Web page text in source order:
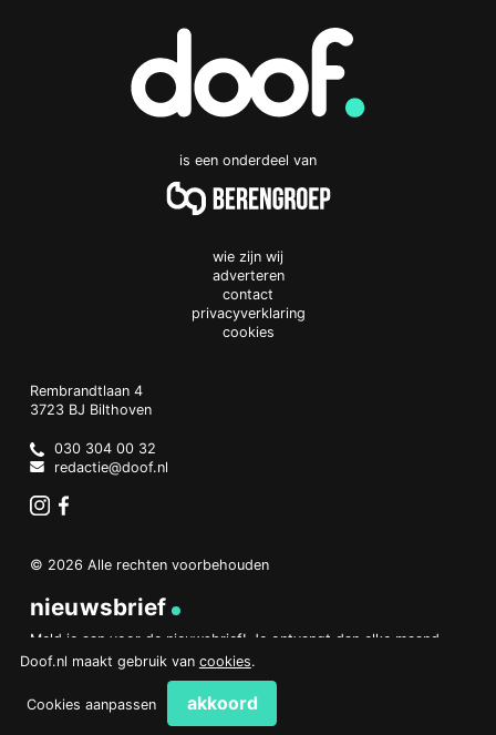
is een onderdeel van
wie zijn wij
adverteren
contact
privacyverklaring
cookies
Doof.nl
work
Rembrandtlaan 4
3723 BJ Bilthoven
Netherlands
030 304 00 32
redactie@doof.nl
© 2026 Alle rechten voorbehouden
nieuwsbrief
Meld je aan voor de nieuwsbrief! Je ontvangt dan elke maand
een overzicht van het belangrijkste nieuws.
aanmelden
Doof.nl maakt gebruik van cookies.
Cookies aanpassen akkoord
PHP Code SnippetsPowered By :